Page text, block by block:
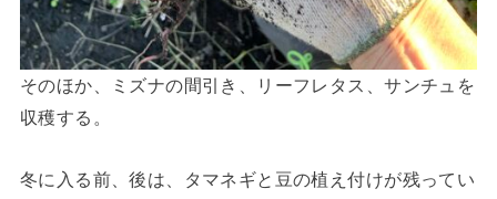
そのほか、ミズナの間引き、リーフレタス、サンチュを
収穫する。
冬に入る前、後は、タマネギと豆の植え付けが残ってい